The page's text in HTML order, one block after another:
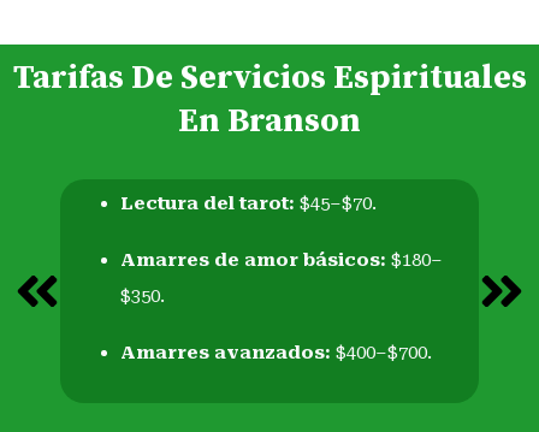
Tarifas De Servicios Espirituales
En Branson
Lectura del tarot: $45–$70.
Amarres de amor básicos: $180–
$350.
Amarres avanzados: $400–$700.